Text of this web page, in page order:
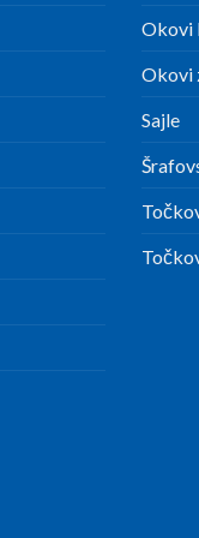
Okovi
Okovi
Sajle